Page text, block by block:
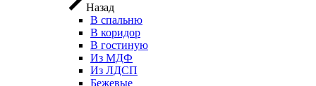
Назад
В спальню
В коридор
В гостиную
Из МДФ
Из ЛДСП
Бежевые